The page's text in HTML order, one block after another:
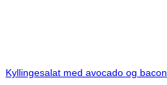
Kyllingesalat med avocado og bacon